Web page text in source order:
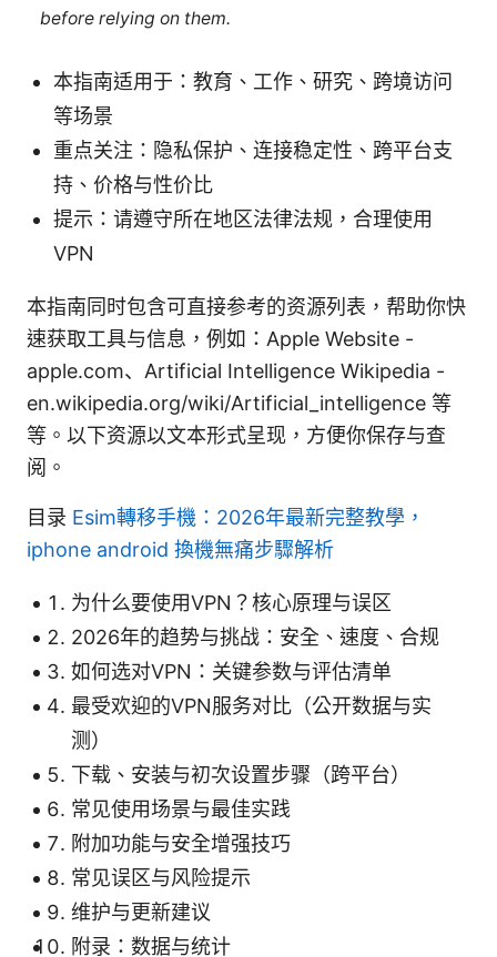
before relying on them.
本指南适用于：教育、工作、研究、跨境访问
等场景
重点关注：隐私保护、连接稳定性、跨平台支
持、价格与性价比
提示：请遵守所在地区法律法规，合理使用
VPN
本指南同时包含可直接参考的资源列表，帮助你快
速获取工具与信息，例如：Apple Website -
apple.com、Artificial Intelligence Wikipedia -
en.wikipedia.org/wiki/Artificial_intelligence 等
等。以下资源以文本形式呈现，方便你保存与查
阅。
目录 Esim轉移手機：2026年最新完整教學，
iphone android 換機無痛步驟解析
为什么要使用VPN？核心原理与误区
2026年的趋势与挑战：安全、速度、合规
如何选对VPN：关键参数与评估清单
最受欢迎的VPN服务对比（公开数据与实
测）
下载、安装与初次设置步骤（跨平台）
常见使用场景与最佳实践
附加功能与安全增强技巧
常见误区与风险提示
维护与更新建议
附录：数据与统计